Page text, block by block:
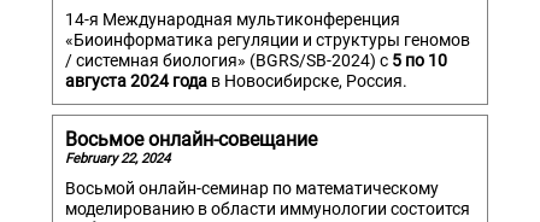
14-я Международная мультиконференция
«Биоинформатика регуляции и структуры геномов
/ системная биология» (BGRS/SB-2024) с 5 по 10
августа 2024 годав Новосибирске, Россия.
Восьмое онлайн-совещание
February 22, 2024
Восьмой онлайн-семинар по математическому
моделированию в области иммунологии состоится